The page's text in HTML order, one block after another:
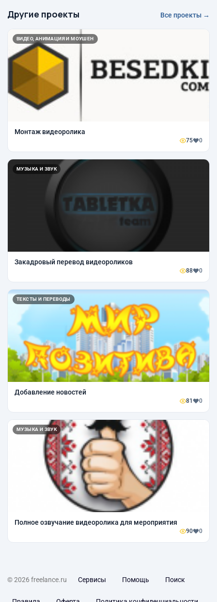
Другие проекты Все проекты →
ВИДЕО, АНИМАЦИЯ И МОУШЕН
Монтаж видеоролика
75 0
МУЗЫКА И ЗВУК
Закадровый перевод видеороликов
88 0
ТЕКСТЫ И ПЕРЕВОДЫ
Добавление новостей
81 0
МУЗЫКА И ЗВУК
Полное озвучание видеоролика для мероприятия
90 0
© 2026 freelance.ru Сервисы Помощь Поиск